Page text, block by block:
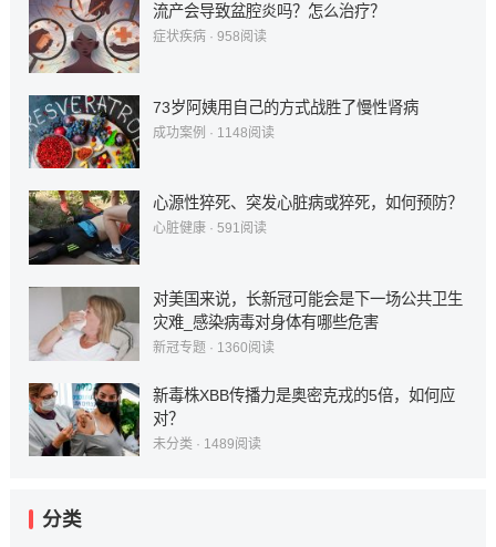
流产会导致盆腔炎吗？怎么治疗？
症状疾病· 958阅读
73岁阿姨用自己的方式战胜了慢性肾病
成功案例 · 1148阅读
心源性猝死、突发心脏病或猝死，如何预防？
心脏健康· 591阅读
对美国来说，长新冠可能会是下一场公共卫生
灾难_感染病毒对身体有哪些危害
新冠专题 · 1360阅读
新毒株XBB传播力是奥密克戎的5倍，如何应
对？
未分类 · 1489阅读
分类